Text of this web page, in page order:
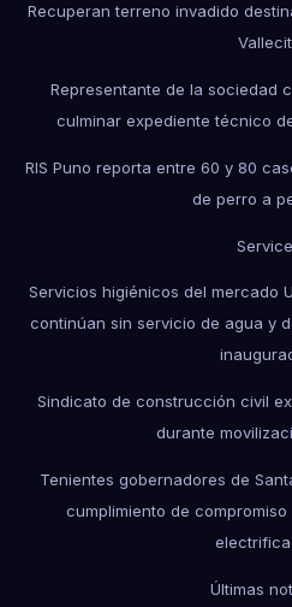
Recuperan terreno invadido
Representante de la sociedad
culminar expediente técnico
RIS Puno reporta entre 60 y 80
de perro a
Servicios higiénicos del mercado
continúan sin servicio de agua y
Sindicato de construcción civil
durante
Tenientes gobernadores de
cumplimiento de
Últimas